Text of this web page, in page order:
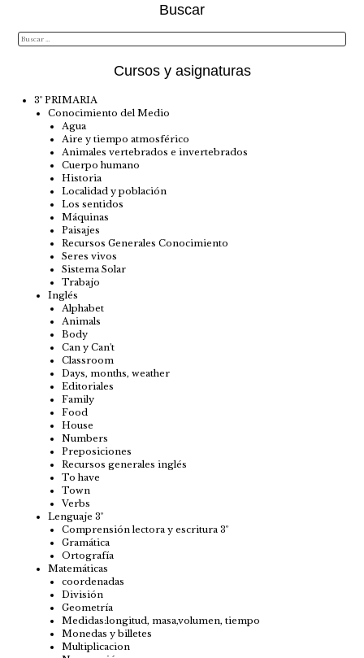
Buscar
Cursos y asignaturas
3º PRIMARIA
Conocimiento del Medio
Agua
Aire y tiempo atmosférico
Animales vertebrados e invertebrados
Cuerpo humano
Historia
Localidad y población
Los sentidos
Máquinas
Paisajes
Recursos Generales Conocimiento
Seres vivos
Sistema Solar
Trabajo
Inglés
Alphabet
Animals
Body
Can y Can't
Classroom
Days, months, weather
Editoriales
Family
Food
House
Numbers
Preposiciones
Recursos generales inglés
To have
Town
Verbs
Lenguaje 3º
Comprensión lectora y escritura 3º
Gramática
Ortografía
Matemáticas
coordenadas
División
Geometría
Medidas:longitud, masa,volumen, tiempo
Monedas y billetes
Multiplicacion